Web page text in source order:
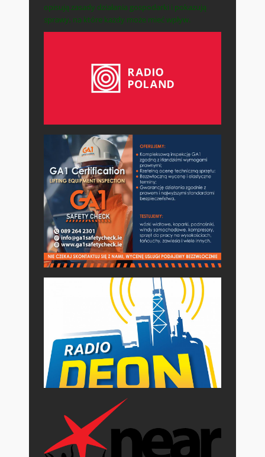
opisują zasady działania gospodarki i pokazują
sprawy, na które każdy może mieć wpływ.